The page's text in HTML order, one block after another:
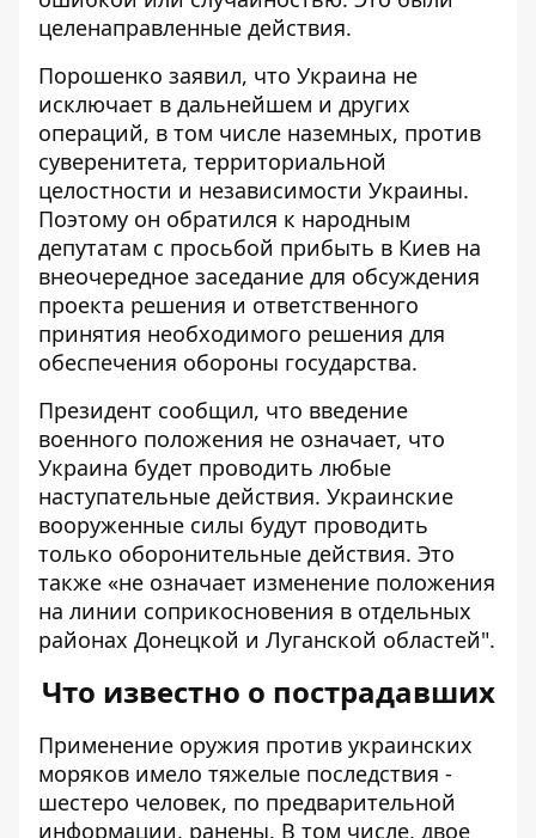
целенаправленные действия.
Порошенко заявил, что Украина не
исключает в дальнейшем и других
операций, в том числе наземных, против
суверенитета, территориальной
целостности и независимости Украины.
Поэтому он обратился к народным
депутатам с просьбой прибыть в Киев на
внеочередное заседание для обсуждения
проекта решения и ответственного
принятия необходимого решения для
обеспечения обороны государства.
Президент сообщил, что введение
военного положения не означает, что
Украина будет проводить любые
наступательные действия. Украинские
вооруженные силы будут проводить
только оборонительные действия. Это
также «не означает изменение положения
на линии соприкосновения в отдельных
районах Донецкой и Луганской областей".
Что известно о пострадавших
Применение оружия против украинских
моряков имело тяжелые последствия -
шестеро человек, по предварительной
информации, ранены. В том числе, двое